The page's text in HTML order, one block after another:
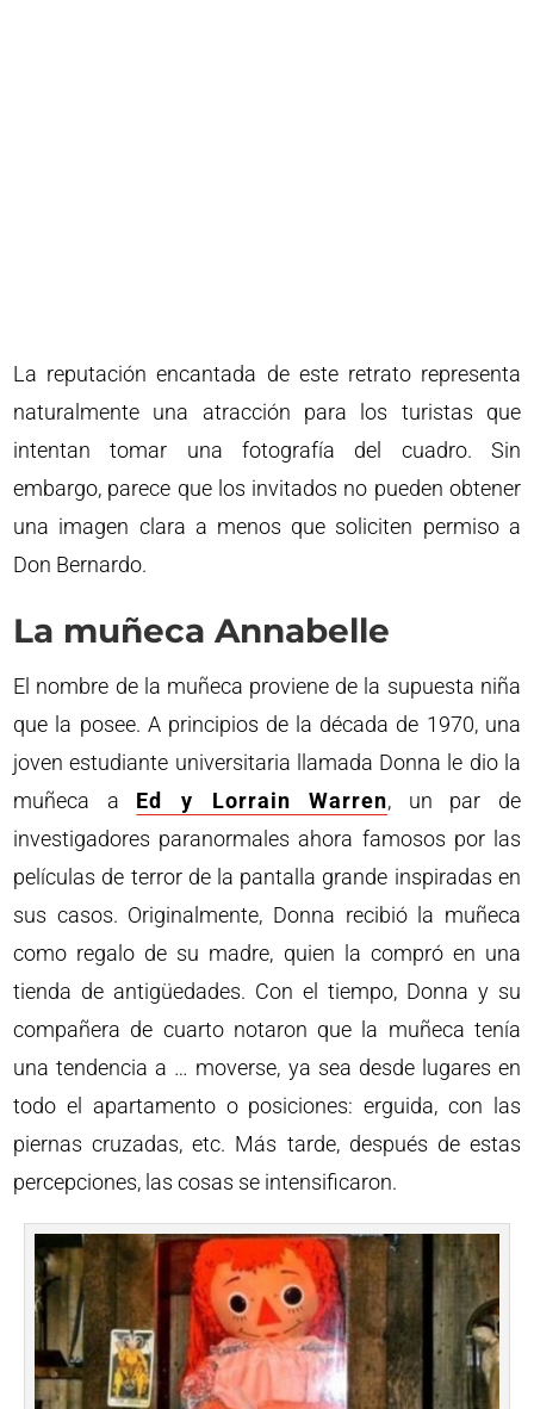
La reputación encantada de este retrato representa
naturalmente una atracción para los turistas que
intentan tomar una fotografía del cuadro. Sin
embargo, parece que los invitados no pueden obtener
una imagen clara a menos que soliciten permiso a
Don Bernardo.
La muñeca Annabelle
El nombre de la muñeca proviene de la supuesta niña
que la posee. A principios de la década de 1970, una
joven estudiante universitaria llamada Donna le dio la
muñeca a Ed y Lorrain Warren, un par de
investigadores paranormales ahora famosos por las
películas de terror de la pantalla grande inspiradas en
sus casos. Originalmente, Donna recibió la muñeca
como regalo de su madre, quien la compró en una
tienda de antigüedades. Con el tiempo, Donna y su
compañera de cuarto notaron que la muñeca tenía
una tendencia a … moverse, ya sea desde lugares en
todo el apartamento o posiciones: erguida, con las
piernas cruzadas, etc. Más tarde, después de estas
percepciones, las cosas se intensificaron.